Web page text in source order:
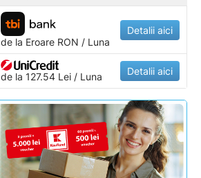
de la Eroare RON / Luna
Detalii aici
de la 127.54 Lei / Luna Detalii aici